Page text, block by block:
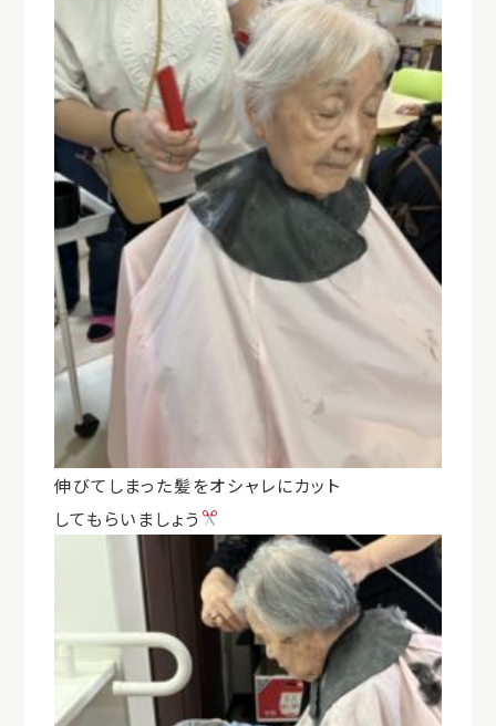
伸びてしまった髪をオシャレにカット
してもらいましょう